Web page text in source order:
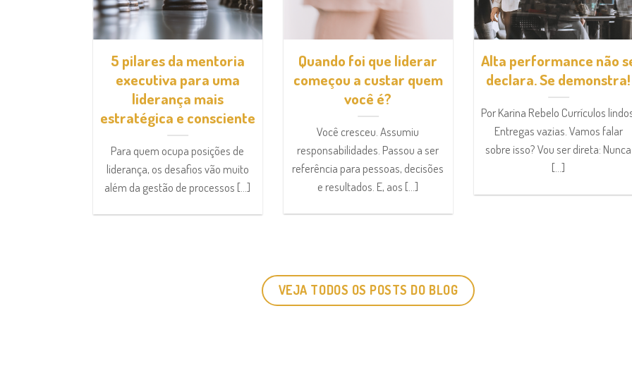
5 pilares da mentoria
executiva para uma
liderança mais
estratégica e consciente
Para quem ocupa posições de
liderança, os desafios vão muito
além da gestão de processos [...]
Quando foi que liderar
começou a custar quem
você é?
Você cresceu. Assumiu
responsabilidades. Passou a ser
referência para pessoas, decisões
e resultados. E, aos [...]
Alta performance não
declara. Se demonstra!
Por Karina Rebelo Currículos
Entregas vazias. Vamos falar
sobre isso? Vou ser direta: Nunca
[...]
VEJA TODOS OS POSTS DO BLOG